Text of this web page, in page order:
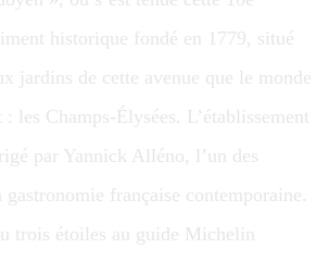
historique fondé en 1779, situé
jardins de cette avenue que le monde
les Champs-Élysées. L’établissement
par Yannick Alléno, l’un des
gastronomie française contemporaine.
trois étoiles au guide Michelin